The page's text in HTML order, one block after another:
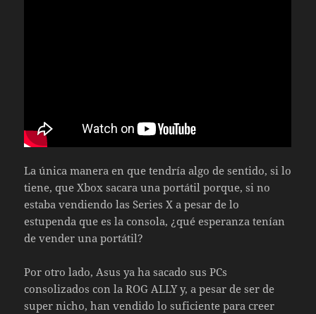
La única manera en que tendría algo de sentido, si lo
tiene, que Xbox sacara una portátil porque, si no
estaba vendiendo las Series X a pesar de lo
estupenda que es la consola, ¿qué esperanza tenían
de vender una portátil?
Por otro lado, Asus ya ha sacado sus PCs
consolizados con la ROG ALLY y, a pesar de ser de
super nicho, han vendido lo suficiente para creer